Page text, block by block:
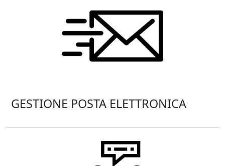
GESTIONE POSTA ELETTRONICA